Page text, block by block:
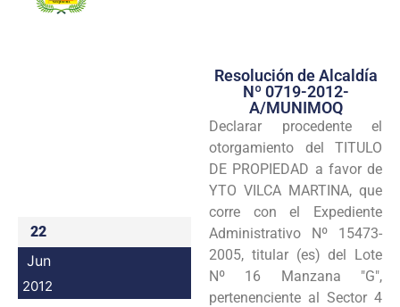
Transparencia
Seguridad
Programas
Intranet
22
Jun
2012
Resolución de Alcaldía
Nº 0719-2012-
A/MUNIMOQ
Declarar procedente el
otorgamiento del TITULO
DE PROPIEDAD a favor de
YTO VILCA MARTINA, que
corre con el Expediente
Administrativo Nº 15473-
2005, titular (es) del Lote
Nº 16 Manzana "G",
pertenenciente al Sector 4